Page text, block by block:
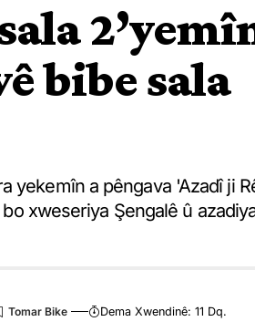
bibe sala
yekemîn a pêngava 'Azadî ji
xweseriya Şengalê û
Dema Xwendinê: 11 Dq.